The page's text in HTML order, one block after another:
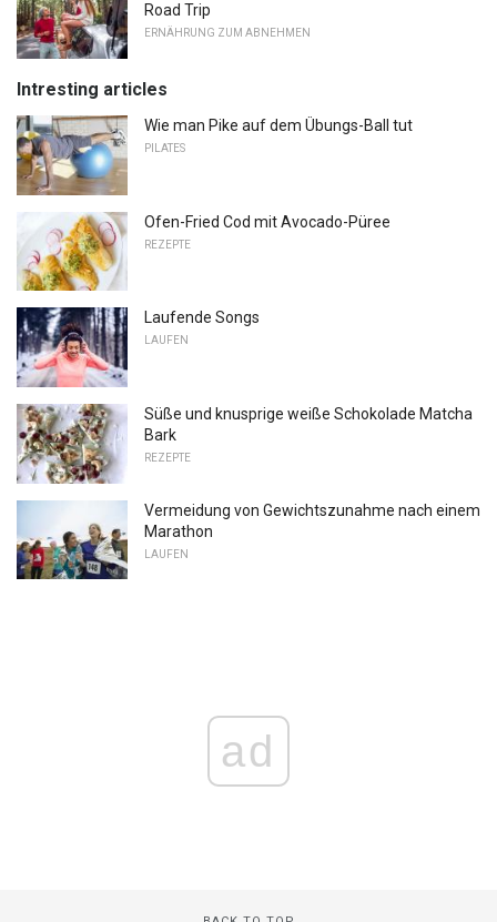
Road Trip
ERNÄHRUNG ZUM ABNEHMEN
Intresting articles
Wie man Pike auf dem Übungs-Ball tut
PILATES
Ofen-Fried Cod mit Avocado-Püree
REZEPTE
Laufende Songs
LAUFEN
Süße und knusprige weiße Schokolade Matcha
Bark
REZEPTE
Vermeidung von Gewichtszunahme nach einem
Marathon
LAUFEN
ad